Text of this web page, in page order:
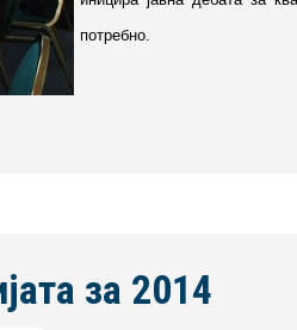
потребно.
за 2014